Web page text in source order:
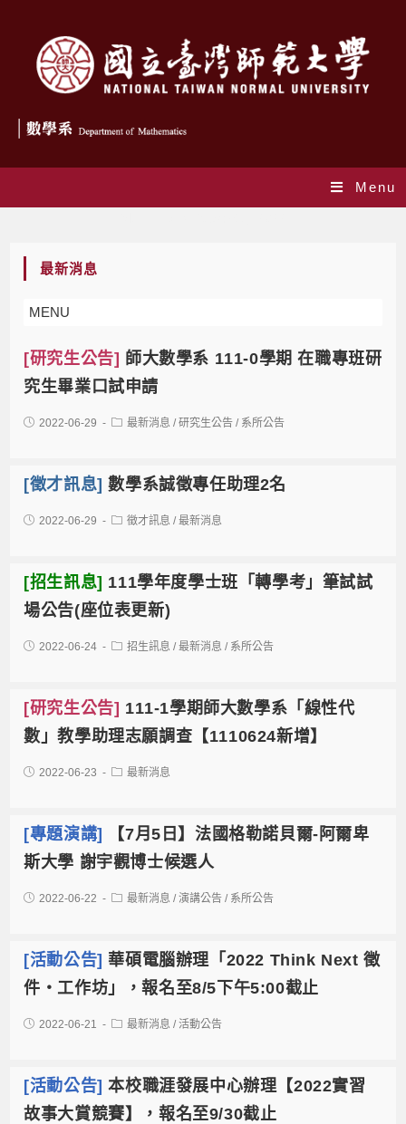
Menu
最新消息
MENU
[研究生公告] 師大數學系 111-0學期 在職專班研
究生畢業口試申請
2022-06-29 最新消息 / 研究生公告 / 系所公告
[徵才訊息]數學系誠徵專任助理2名
2022-06-29 徵才訊息 / 最新消息
[招生訊息] 111學年度學士班「轉學考」筆試試
場公告(座位表更新)
2022-06-24 招生訊息 / 最新消息 / 系所公告
[研究生公告] 111-1學期師大數學系「線性代
數」教學助理志願調查【1110624新增】
2022-06-23 最新消息
[專題演講]
【7月5日】法國格勒諾貝爾-阿爾卑
斯大學 謝宇觀博士候選人
2022-06-22 最新消息 / 演講公告 / 系所公告
[活動公告] 華碩電腦辦理「2022 Think Next 徵
件‧工作坊」，報名至8/5下午5:00截止
2022-06-21 最新消息 / 活動公告
[活動公告]本校職涯發展中心辦理【2022實習
故事大賞競賽】，報名至9/30截止